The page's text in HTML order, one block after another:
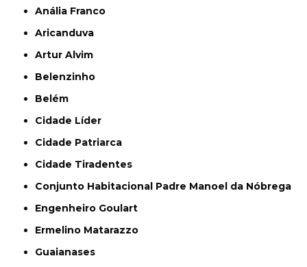
Anália Franco
Aricanduva
Artur Alvim
Belenzinho
Belém
Cidade Líder
Cidade Patriarca
Cidade Tiradentes
Conjunto Habitacional Padre Manoel da Nóbrega
Engenheiro Goulart
Ermelino Matarazzo
Guaianases